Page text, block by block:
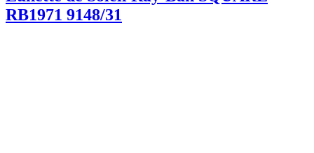
RB1971 9148/31